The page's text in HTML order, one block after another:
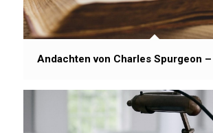
Andachten von Charles Spurgeon –